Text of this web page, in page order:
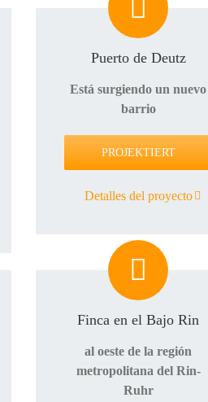
Puerto de Deutz
Está surgiendo un nuevo
barrio
PROJEKTIERT
Detalles del proyecto
Finca en el Bajo Rin
al oeste de la región
metropolitana del Rin-
Ruhr